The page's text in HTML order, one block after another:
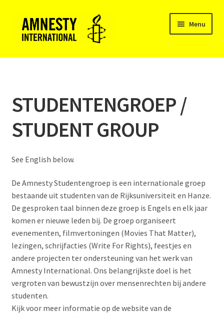
door
naar
navigatie
naar
inhoud
Menu
AMNESTY INTERNATIONAL GRONINGEN
ACTIEGROEP
STADSGROEP
STUDENTENGROEP / STUDENT GROUP
KERKENGROEP
COLLECTANTEN
INDIVIDUEEL ACTIEVOEREN
ACTIVITEITEN
VRIJWILLIGERS
STUDENTENGROEP /
STUDENT GROUP
See English below.
De Amnesty Studentengroep is een internationale groep
bestaande uit studenten van de Rijksuniversiteit en Hanze.
De gesproken taal binnen deze groep is Engels en elk jaar
komen er nieuwe leden bij. De groep organiseert
evenementen, filmvertoningen (Movies That Matter),
lezingen, schrijfacties (Write For Rights), feestjes en
andere projecten ter ondersteuning van het werk van
Amnesty International. Ons belangrijkste doel is het
vergroten van bewustzijn over mensenrechten bij andere
studenten.
Kijk voor meer informatie op de website van de